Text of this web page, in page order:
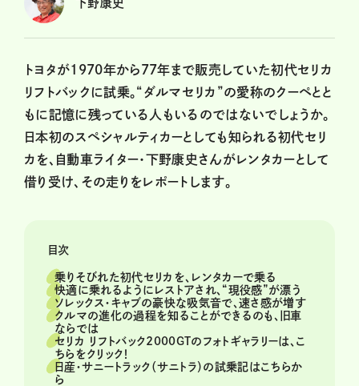
下野康史
トヨタが1970年から77年まで販売していた初代セリカ
リフトバックに試乗。“ダルマセリカ”の愛称のクーペとと
もに記憶に残っている人もいるのではないでしょうか。
日本初のスペシャルティカーとしても知られる初代セリ
カを、自動車ライター・下野康史さんがレンタカーとして
借り受け、その走りをレポートします。
目次
乗りそびれた初代セリカを、レンタカーで乗る
快適に乗れるようにレストアされ、“現役感”が漂う
ソレックス・キャブの豪快な吸気音で、速さ感が増す
クルマの進化の過程を知ることができるのも、旧車
ならでは
セリカ リフトバック2000GTのフォトギャラリーは、こ
ちらをクリック！
日産・サニートラック（サニトラ）の試乗記はこちらか
ら